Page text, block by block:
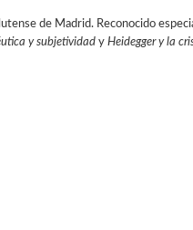
de Madrid. Reconocido
y subjetividadyHeidegger y la